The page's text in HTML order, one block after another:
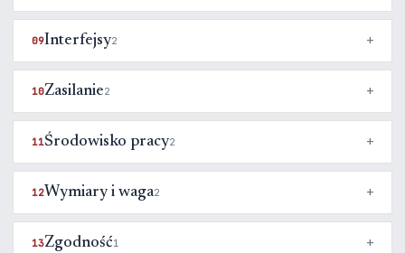
09Interfejsy2
10Zasilanie2
11Środowisko pracy2
12Wymiary i waga2
13Zgodność1